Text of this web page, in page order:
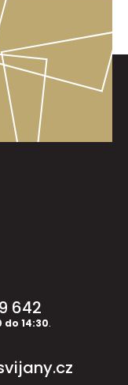
642
do 14:30.